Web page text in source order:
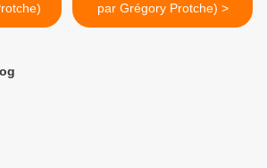
par Grégory Protche) >